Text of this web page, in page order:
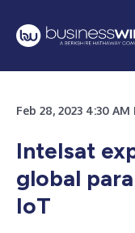
Feb 28, 2023 4:30
Intelsat
global
IoT